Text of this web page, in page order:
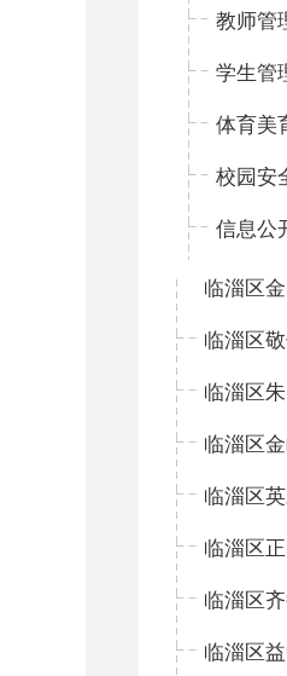
教师管
学生管
体育美
校园安
临淄区
临淄区